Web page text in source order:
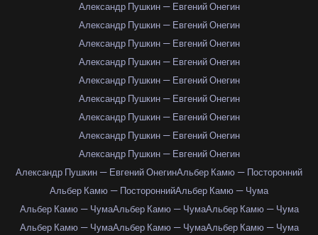
Александр Пушкин — Евгений Онегин
Александр Пушкин — Евгений Онегин
Александр Пушкин — Евгений Онегин
Александр Пушкин — Евгений Онегин
Александр Пушкин — Евгений Онегин
Александр Пушкин — Евгений Онегин
Александр Пушкин — Евгений Онегин
Александр Пушкин — Евгений Онегин
Александр Пушкин — Евгений Онегин
Александр Пушкин — Евгений ОнегинАльбер Камю — Посторонний
Альбер Камю — ПостороннийАльбер Камю — Чума
Альбер Камю — ЧумаАльбер Камю — ЧумаАльбер Камю — Чума
Альбер Камю — ЧумаАльбер Камю — ЧумаАльбер Камю — Чума